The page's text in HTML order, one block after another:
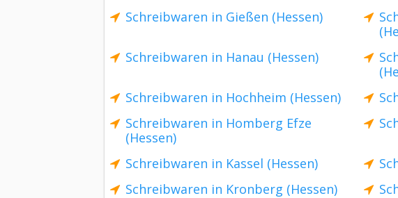
Schreibwaren in Gießen (Hessen)
Schreibwaren in Hanau (Hessen)
Schreibwaren in Hochheim (Hessen)
Schreibwaren in Homberg Efze
(Hessen)
Schreibwaren in Kassel (Hessen)
Schreibwaren in Kronberg (Hessen)